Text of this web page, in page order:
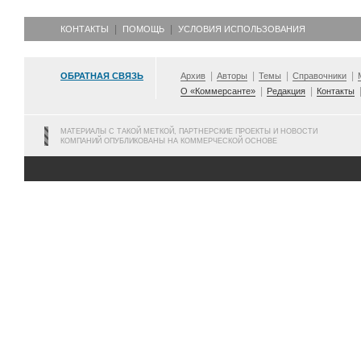
КОНТАКТЫ ПОМОЩЬ УСЛОВИЯ ИСПОЛЬЗОВАНИЯ
ОБРАТНАЯ СВЯЗЬ Архив Авторы Темы Справочники
О «Коммерсанте»
Редакция Контакты
МАТЕРИАЛЫ С ТАКОЙ МЕТКОЙ, ПАРТНЕРСКИЕ ПРОЕКТЫ И НОВОСТИ
КОМПАНИЙ ОПУБЛИКОВАНЫ НА КОММЕРЧЕСКОЙ ОСНОВЕ